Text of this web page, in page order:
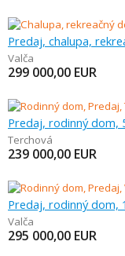
Predaj, chalupa,
Valča
299 000,00 EUR
Predaj, rodinný dom,
Terchová
239 000,00 EUR
Predaj, rodinný dom,
Valča
295 000,00 EUR